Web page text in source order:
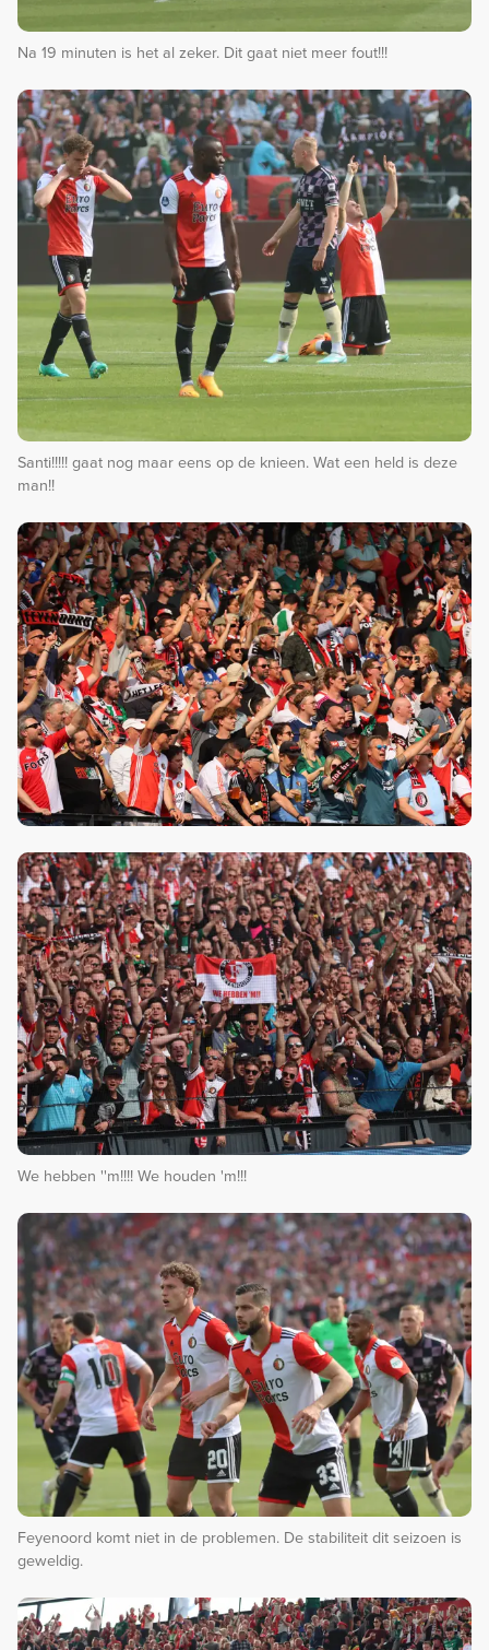
Na 19 minuten is het al zeker. Dit gaat niet meer fout!!!
Santi!!!!! gaat nog maar eens op de knieen. Wat een held is deze
man!!
We hebben ''m!!!! We houden 'm!!!
Feyenoord komt niet in de problemen. De stabiliteit dit seizoen is
geweldig.